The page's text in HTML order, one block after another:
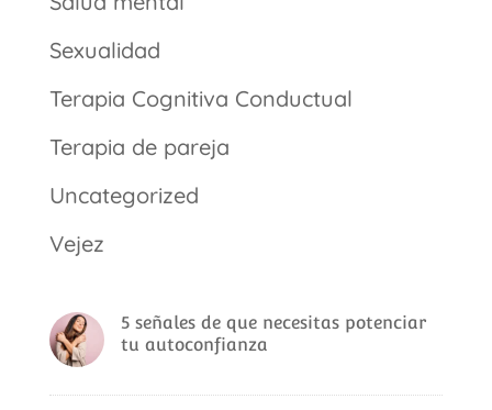
Sexualidad
Terapia Cognitiva Conductual
Terapia de pareja
Uncategorized
Vejez
5 señales de que necesitas potenciar
tu autoconfianza